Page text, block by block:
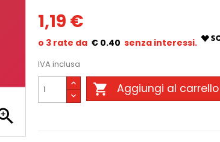
1,19 €
€ 0.40
IVA inclusa
 Aggiungi al carrello